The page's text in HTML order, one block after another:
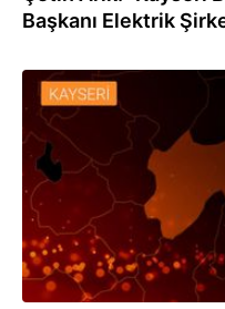
Başkanı Elektrik
12.02.2022